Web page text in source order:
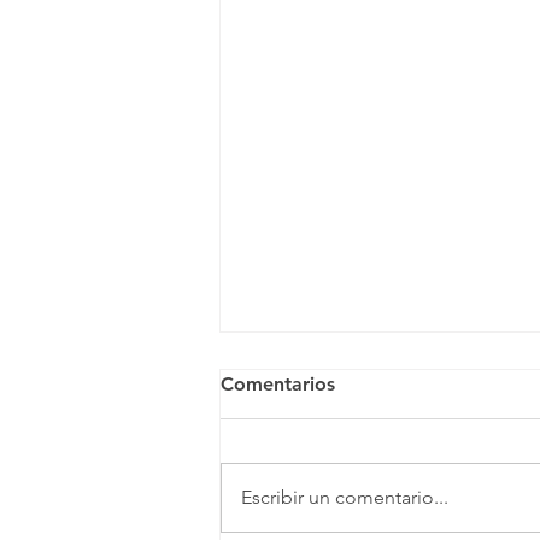
Comentarios
Escribir un comentario...